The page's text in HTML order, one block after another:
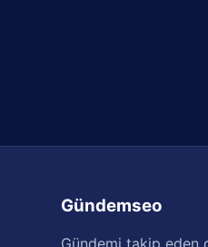
Gündemseo
Gündemi takip eden